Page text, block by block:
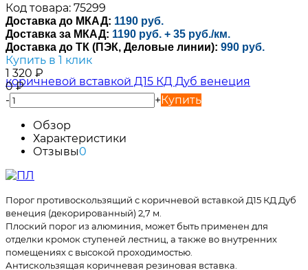
Код товара: 75299
Доставка до МКАД: 1190 руб.
Доставка за МКАД: 1190 руб. + 35 руб./км.
Доставка до ТК (ПЭК, Деловые линии): 990 руб.
Купить в 1 клик
1 320 ₽
0₽
-
+Купить
Обзор
Характеристики
Отзывы0
Порог противоскользящий с коричневой вставкой Д15 КД Дуб
венеция (декорированный) 2,7 м.
Плоский порог из алюминия, может быть применен для
отделки кромок ступеней лестниц, а также во внутренних
помещениях с высокой проходимостью.
Антискользящая коричневая резиновая вставка.